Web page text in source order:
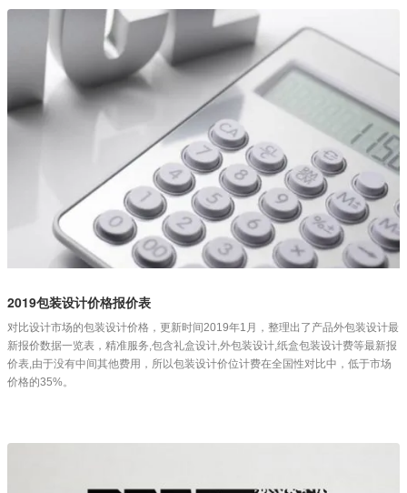
2019包装设计价格报价表
对比设计市场的包装设计价格，更新时间2019年1月，整理出了产品外包装设计最
新报价数据一览表，精准服务,包含礼盒设计,外包装设计,纸盒包装设计费等最新报
价表,由于没有中间其他费用，所以包装设计价位计费在全国性对比中，低于市场
价格的35%。